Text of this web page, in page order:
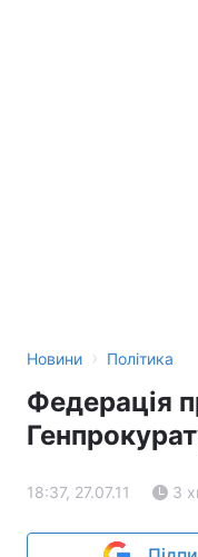
Новини › Політика
Федерація
18:37, 27.07.11 3